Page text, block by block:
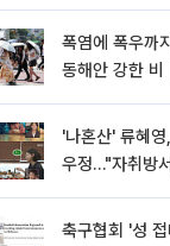
폭염에 폭우까
동해안 강한
'나혼산' 류혜
우정…"자취방
축구협회 '성